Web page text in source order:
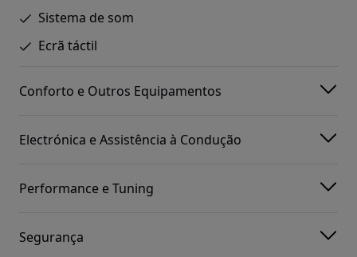
Sistema de som
Ecrã táctil
Conforto e Outros Equipamentos
Electrónica e Assistência à Condução
Performance e Tuning
Segurança